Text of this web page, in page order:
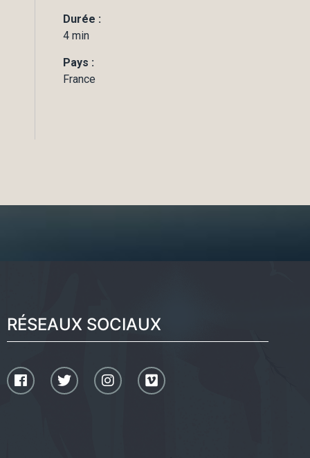
Durée :
4 min
Pays :
France
RÉSEAUX SOCIAUX